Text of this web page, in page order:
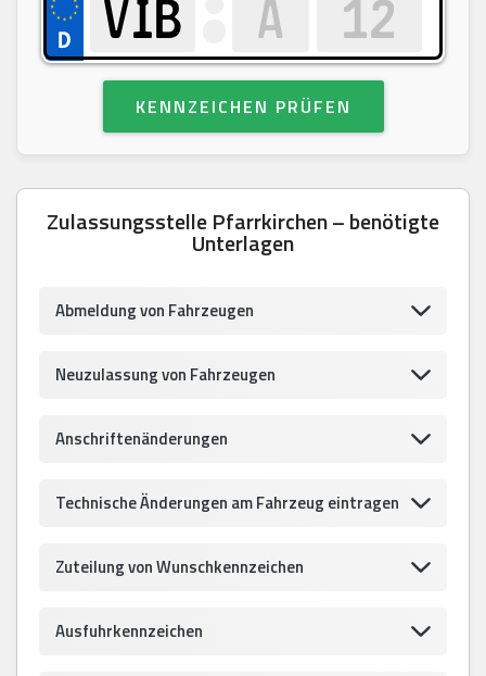
KENNZEICHEN PRÜFEN
Zulassungsstelle Pfarrkirchen – benötigte
Unterlagen
Abmeldung von Fahrzeugen
Neuzulassung von Fahrzeugen
Anschriftenänderungen
Technische Änderungen am Fahrzeug eintragen
Zuteilung von Wunschkennzeichen
Ausfuhrkennzeichen